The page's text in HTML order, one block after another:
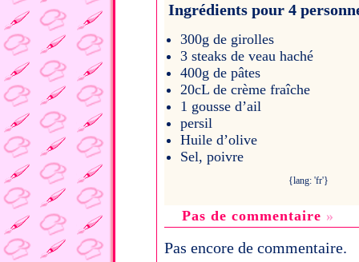
Ingrédients pour 4
300g de girolles
3 steaks de veau haché
400g de pâtes
20cL de crème fraîche
1 gousse d’ail
persil
Huile d’olive
Sel, poivre
{lang: 'fr'}
Pas de commentaire »
Pas encore de commentaire.